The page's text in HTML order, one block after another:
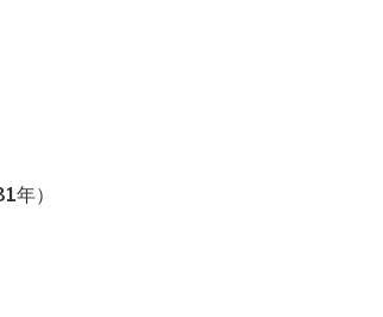
年）